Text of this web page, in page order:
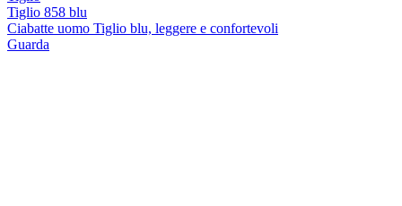
Tiglio 858 blu
Ciabatte uomo Tiglio blu, leggere e confortevoli
Guarda